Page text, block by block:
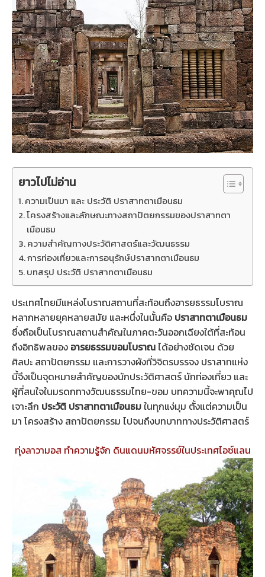
ยาวไปไม่อ่าน
ความเป็นมา และ ประวัติ ปราสาทตาเมือนธม
โครงสร้างและลักษณะทางสถาปัตยกรรมของปราสาทตา
เมือนธม
ความสำคัญทางประวัติศาสตร์และวัฒนธรรม
การท่องเที่ยวและการอนุรักษ์ปราสาทตาเมือนธม
บทสรุป ประวัติ ปราสาทตาเมือนธม
ประเทศไทยมีแหล่งโบราณสถานที่สะท้อนถึงอารยธรรมโบราณ
หลากหลายยุคหลายสมัย และหนึ่งในนั้นคือ ปราสาทตาเมือนธม
ซึ่งถือเป็นโบราณสถานสำคัญในภาคตะวันออกเฉียงใต้ที่สะท้อน
ถึงอิทธิพลของ อารยธรรมขอมโบราณได้อย่างชัดเจน ด้วย
ศิลปะ สถาปัตยกรรม และการวางผังที่วิจิตรบรรจง ปราสาทแห่ง
นี้จึงเป็นจุดหมายสำคัญของนักประวัติศาสตร์ นักท่องเที่ยว และ
ผู้ที่สนใจในมรดกทางวัฒนธรรมไทย-ขอม บทความนี้จะพาคุณไป
เจาะลึก ประวัติ ปราสาทตาเมือนธมในทุกแง่มุม ตั้งแต่ความเป็น
มา โครงสร้าง สถาปัตยกรรม ไปจนถึงบทบาททางประวัติศาสตร์
ทุ่งลาวามอส ทำความรู้จัก ดินแดนมหัศจรรย์ในประเทศไอซ์แลน